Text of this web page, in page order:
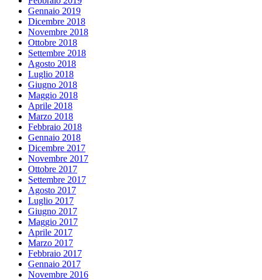
Gennaio 2019
Dicembre 2018
Novembre 2018
Ottobre 2018
Settembre 2018
Agosto 2018
Luglio 2018
Giugno 2018
Maggio 2018
Aprile 2018
Marzo 2018
Febbraio 2018
Gennaio 2018
Dicembre 2017
Novembre 2017
Ottobre 2017
Settembre 2017
Agosto 2017
Luglio 2017
Giugno 2017
Maggio 2017
Aprile 2017
Marzo 2017
Febbraio 2017
Gennaio 2017
Novembre 2016